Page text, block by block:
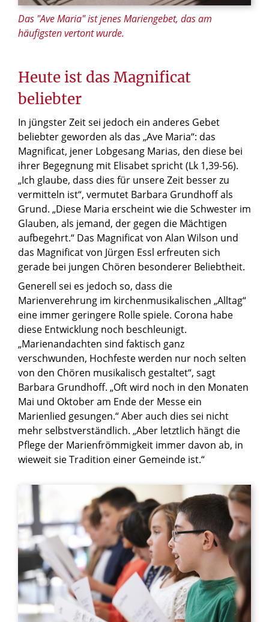
Das "Ave Maria" ist jenes Mariengebet, das am
häufigsten vertont wurde.
Heute ist das Magnificat
beliebter
In jüngster Zeit sei jedoch ein anderes Gebet
beliebter geworden als das „Ave Maria“: das
Magnificat, jener Lobgesang Marias, den diese bei
ihrer Begegnung mit Elisabet spricht (Lk 1,39-56).
„Ich glaube, dass dies für unsere Zeit besser zu
vermitteln ist“, vermutet Barbara Grundhoff als
Grund. „Diese Maria erscheint wie die Schwester im
Glauben, als jemand, der gegen die Mächtigen
aufbegehrt.“ Das Magnificat von Alan Wilson und
das Magnificat von Jürgen Essl erfreuten sich
gerade bei jungen Chören besonderer Beliebtheit.
Generell sei es jedoch so, dass die
Marienverehrung im kirchenmusikalischen „Alltag“
eine immer geringere Rolle spiele. Corona habe
diese Entwicklung noch beschleunigt.
„Marienandachten sind faktisch ganz
verschwunden, Hochfeste werden nur noch selten
von den Chören musikalisch gestaltet“, sagt
Barbara Grundhoff. „Oft wird noch in den Monaten
Mai und Oktober am Ende der Messe ein
Marienlied gesungen.“ Aber auch dies sei nicht
mehr selbstverständlich. „Aber letztlich hängt die
Pflege der Marienfrömmigkeit immer davon ab, in
wieweit sie Tradition einer Gemeinde ist.“